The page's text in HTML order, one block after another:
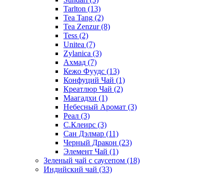
Tarlton (13)
Tea Tang (2)
Tea Zenzur(8)
Tess (2)
Unitea (7)
Zylanica (3)
Ахмад (7)
Кежо Фуудс (13)
Конфуций Чай (1)
Креатлюр Чай (2)
Маагадхи (1)
Небесный Аромат (3)
Реал (3)
С.Клеирс (3)
Сан Дэлмар (11)
Черный Дракон (23)
Элемент Чай (1)
Зеленый чай с саусепом (18)
Индийский чай (33)